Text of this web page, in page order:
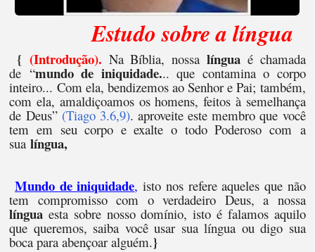
Estudo sobre a língua
{ (Introdução). Na Bíblia, nossalíngua é chamada
de “mundo de iniquidade... que contamina o corpo
inteiro... Com ela, bendizemos ao Senhor e Pai; também,
com ela, amaldiçoamos os homens, feitos à semelhança
de Deus” (Tiago 3.6,9). aproveite este membro que você
tem em seu corpo e exalte o todo Poderoso com a
sualíngua,
Mundo de iniquidade, isto nos refere aqueles que não
tem compromisso com o verdadeiro Deus, a nossa
língua esta sobre nosso domínio, isto é falamos aquilo
que queremos, saiba você usar sua língua ou digo sua
boca para abençoar alguém.}